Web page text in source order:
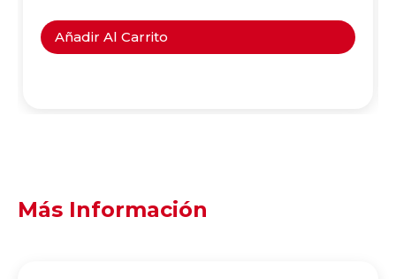
Añadir Al Carrito
Más Información